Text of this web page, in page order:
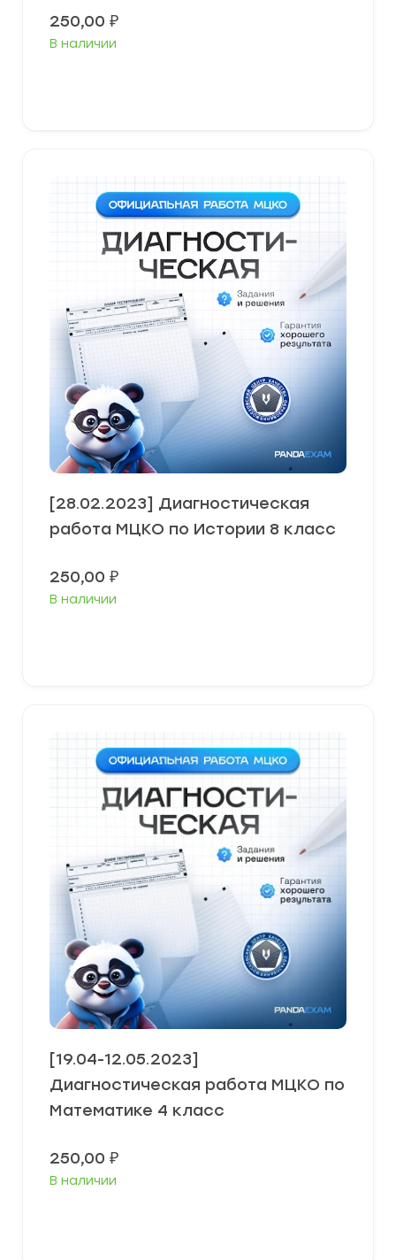
250,00 ₽
В наличии
[28.02.2023] Диагностическая
работа МЦКО по Истории 8 класс
250,00 ₽
В наличии
[19.04-12.05.2023]
Диагностическая работа МЦКО по
Математике 4 класс
250,00 ₽
В наличии